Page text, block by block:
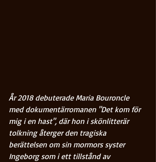
År 2018 debuterade Maria Bouroncle
med dokumentärromanen "Det kom för
mig i en hast", där hon i skönlitterär
tolkning återger den tragiska
berättelsen om sin mormors syster
Ingeborg som i ett tillstånd av